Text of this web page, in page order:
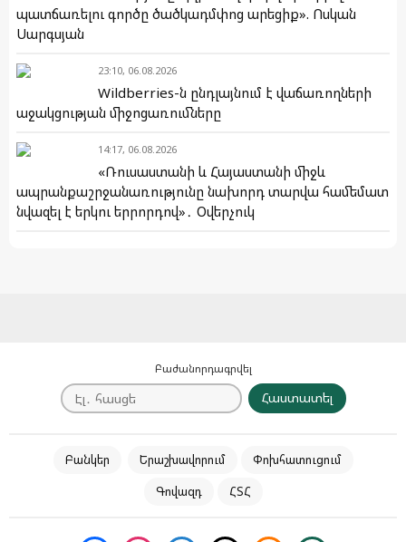
պատճառելու գործը ծածկադմփոց արեցիք». Ոսկան
Սարգսյան
23:10, 06.08.2026
Wildberries-ն ընդլայնում է վաճառողների
աջակցության միջոցառումները
14:17, 06.08.2026
«Ռուսաստանի և Հայաստանի միջև
ապրանքաշրջանառությունը նախորդ տարվա համեմատ
նվազել է երկու երրորդով»․ Օվերչուկ
Բաժանորդագրվել
Հաստատել
Բանկեր Երաշխավորում
Փոխհատուցում
Գովազդ
ՀՏՀ